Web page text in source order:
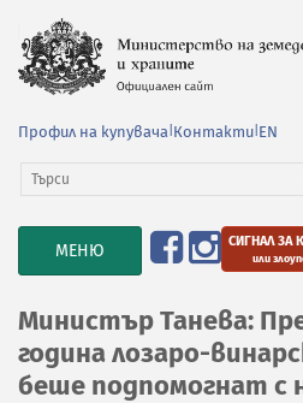
Профил на купувача Контакти EN
TOGGLE
NAVIGATION
МЕНЮ СИГНАЛ ЗА
или
Министър Танева:
година лозаро-
беше подпомогнат с